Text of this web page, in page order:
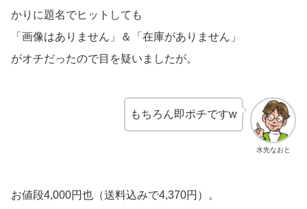
かりに題名でヒットしても
「画像はありません」＆「在庫がありません」
がオチだったので目を疑いましたが。
水先なおと
もちろん即ポチですw
お値段4,000円也（送料込みで4,370円）。